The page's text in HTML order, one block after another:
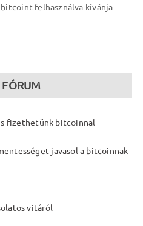
felhasználva kívánja
fizethetünk bitcoinnal
javasol a bitcoinnak
vitáról